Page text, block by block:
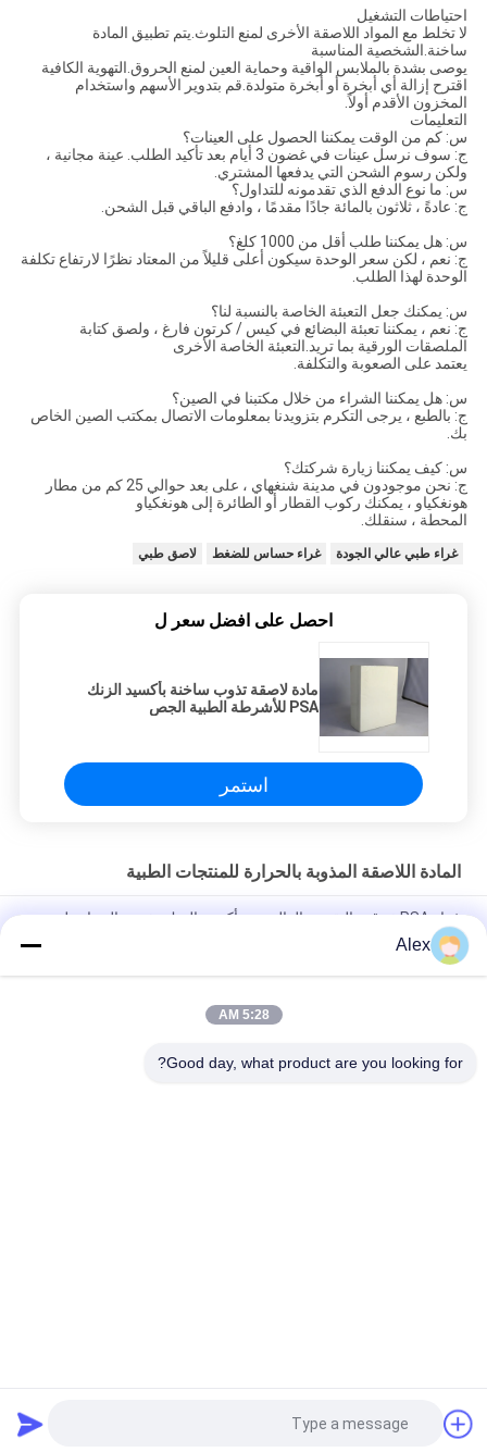
احتياطات التشغيل
لا تخلط مع المواد اللاصقة الأخرى لمنع التلوث.يتم تطبيق المادة
ساخنة.الشخصية المناسبة
يوصى بشدة بالملابس الواقية وحماية العين لمنع الحروق.التهوية الكافية
اقترح إزالة أي أبخرة أو أبخرة متولدة.قم بتدوير الأسهم واستخدام
المخزون الأقدم أولاً.
التعليمات
س: كم من الوقت يمكننا الحصول على العينات؟
ج: سوف نرسل عينات في غضون 3 أيام بعد تأكيد الطلب. عينة مجانية ،
ولكن رسوم الشحن التي يدفعها المشتري.
س: ما نوع الدفع الذي تقدمونه للتداول؟
ج: عادةً ، ثلاثون بالمائة جادًا مقدمًا ، وادفع الباقي قبل الشحن.
س: هل يمكننا طلب أقل من 1000 كلغ؟
ج: نعم ، لكن سعر الوحدة سيكون أعلى قليلاً من المعتاد نظرًا لارتفاع تكلفة
الوحدة لهذا الطلب.
س: يمكنك جعل التعبئة الخاصة بالنسبة لنا؟
ج: نعم ، يمكننا تعبئة البضائع في كيس / كرتون فارغ ، ولصق كتابة
الملصقات الورقية بما تريد.التعبئة الخاصة الأخرى
يعتمد على الصعوبة والتكلفة.
س: هل يمكننا الشراء من خلال مكتبنا في الصين؟
ج: بالطبع ، يرجى التكرم بتزويدنا بمعلومات الاتصال بمكتب الصين الخاص
بك.
س: كيف يمكننا زيارة شركتك؟
ج: نحن موجودون في مدينة شنغهاي ، على بعد حوالي 25 كم من مطار
هونغكياو ، يمكنك ركوب القطار أو الطائرة إلى هونغكياو
المحطة ، سنقلك.
غراء طبي عالي الجودة غراء حساس للضغط لاصق طبي
احصل على افضل سعر ل
مادة لاصقة تذوب ساخنة بأكسيد الزنك
PSA للأشرطة الطبية الجص
استمر
المادة اللاصقة المذوبة بالحرارة للمنتجات الطبية
غراء PSA ذو قوة التقشير العالية من أكسيد الزنك تذوب بالحرارة لتضميد
الجروح بشريط طبي
ضمادة جراحية بأكسيد الزنك غراء حساس للضغط بلون أبيض حليبي
الشريط اللاصق المذاب بالحرارة للشريط الورقي وشريط القطن
Alex
5:28 AM
Good day, what product are you looking for?